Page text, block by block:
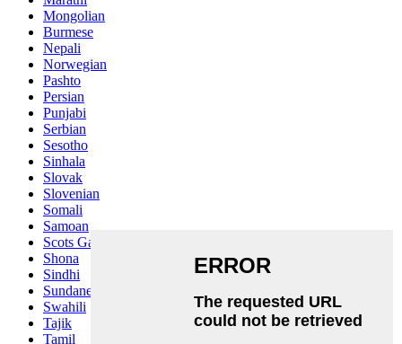
Mongolian
Burmese
Nepali
Norwegian
Pashto
Persian
Punjabi
Serbian
Sesotho
Sinhala
Slovak
Slovenian
Somali
Samoan
Scots Gaelic
Shona
Sindhi
Sundanese
Swahili
Tajik
Tamil